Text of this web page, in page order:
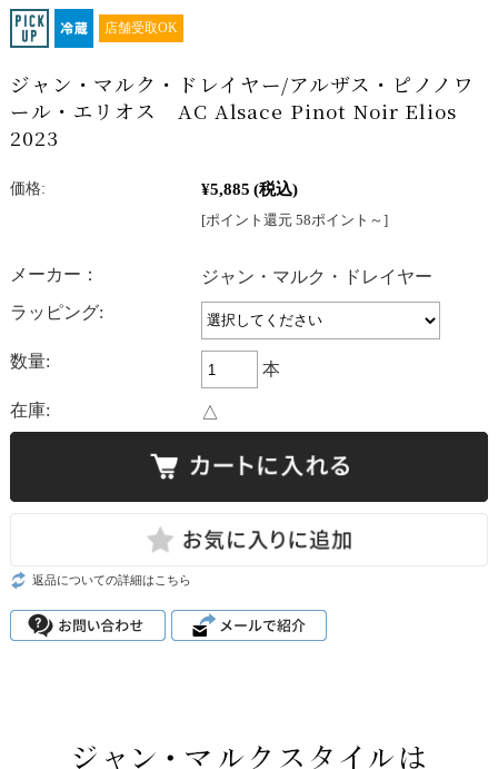
店舗受取OK
ジャン・マルク・ドレイヤー/アルザス・ピノノワ
ール・エリオス AC Alsace Pinot Noir Elios
2023
価格: ¥5,885 (税込)
[ポイント還元 58ポイント～]
メーカー：
ジャン・マルク・ドレイヤー
ラッピング:
数量: 本
在庫: △
返品についての詳細はこちら